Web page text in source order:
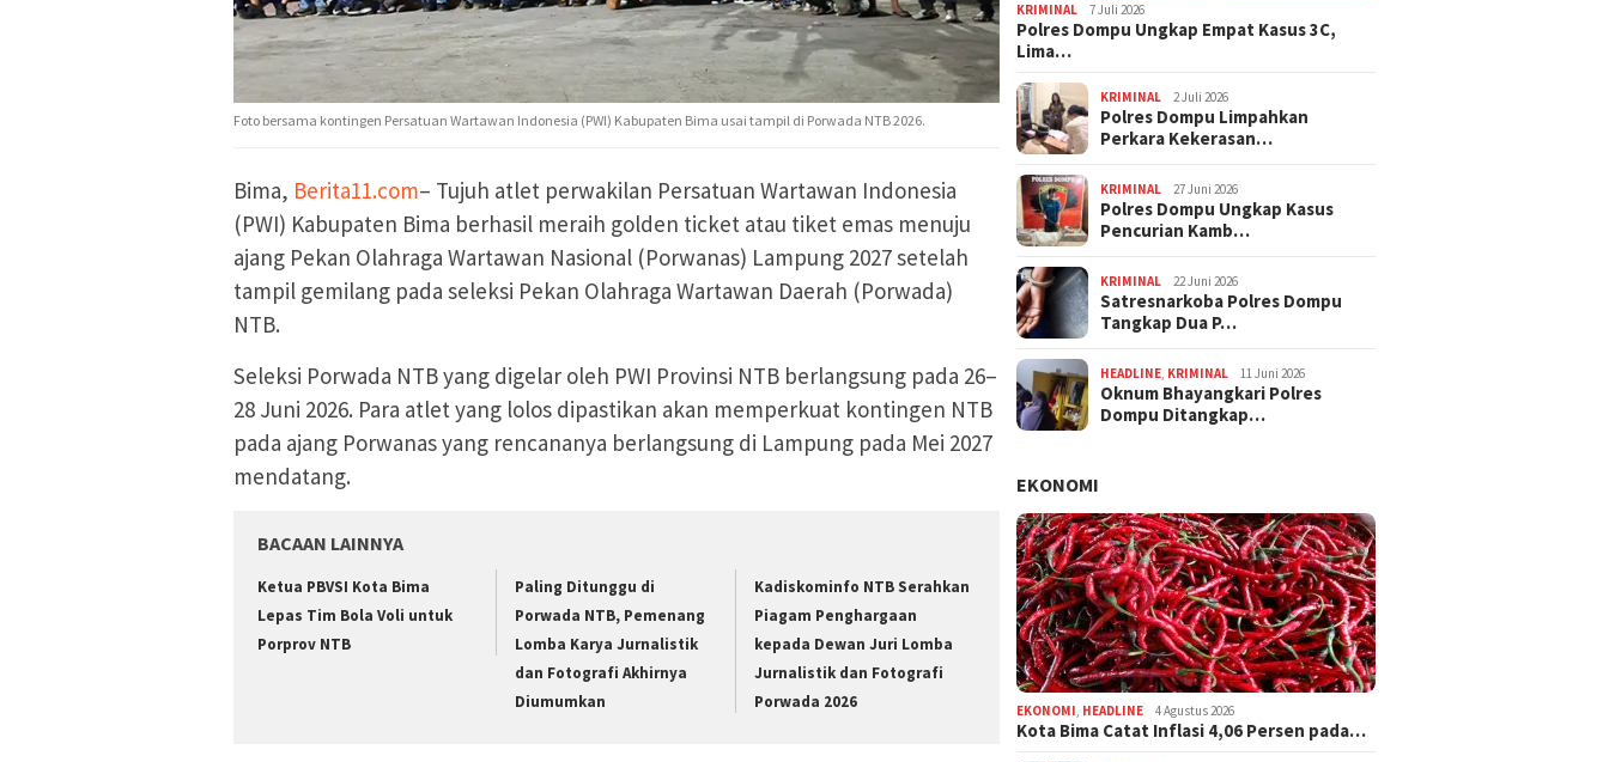
Foto bersama kontingen Persatuan Wartawan Indonesia (PWI) Kabupaten Bima usai tampil di Porwada NTB 2026.
Bima, Berita11.com– Tujuh atlet perwakilan Persatuan Wartawan Indonesia
(PWI) Kabupaten Bima berhasil meraih golden ticket atau tiket emas menuju
ajang Pekan Olahraga Wartawan Nasional (Porwanas) Lampung 2027 setelah
tampil gemilang pada seleksi Pekan Olahraga Wartawan Daerah (Porwada)
NTB.
Seleksi Porwada NTB yang digelar oleh PWI Provinsi NTB berlangsung pada 26–
28 Juni 2026. Para atlet yang lolos dipastikan akan memperkuat kontingen NTB
pada ajang Porwanas yang rencananya berlangsung di Lampung pada Mei 2027
mendatang.
BACAAN LAINNYA
Ketua PBVSI Kota Bima
Lepas Tim Bola Voli untuk
Porprov NTB
Paling Ditunggu di
Porwada NTB, Pemenang
Lomba Karya Jurnalistik
dan Fotografi Akhirnya
Diumumkan
Kadiskominfo NTB Serahkan
Piagam Penghargaan
kepada Dewan Juri Lomba
Jurnalistik dan Fotografi
Porwada 2026
KRIMINAL 7 Juli 2026
Polres Dompu Ungkap Empat Kasus 3C,
Lima…
KRIMINAL 2 Juli 2026
Polres Dompu Limpahkan
Perkara Kekerasan…
KRIMINAL 27 Juni 2026
Polres Dompu Ungkap Kasus
Pencurian Kamb…
KRIMINAL 22 Juni 2026
Satresnarkoba Polres Dompu
Tangkap Dua P…
HEADLINE, KRIMINAL 11 Juni 2026
Oknum Bhayangkari Polres
Dompu Ditangkap…
EKONOMI
EKONOMI, HEADLINE 4 Agustus 2026
Kota Bima Catat Inflasi 4,06 Persen pada…